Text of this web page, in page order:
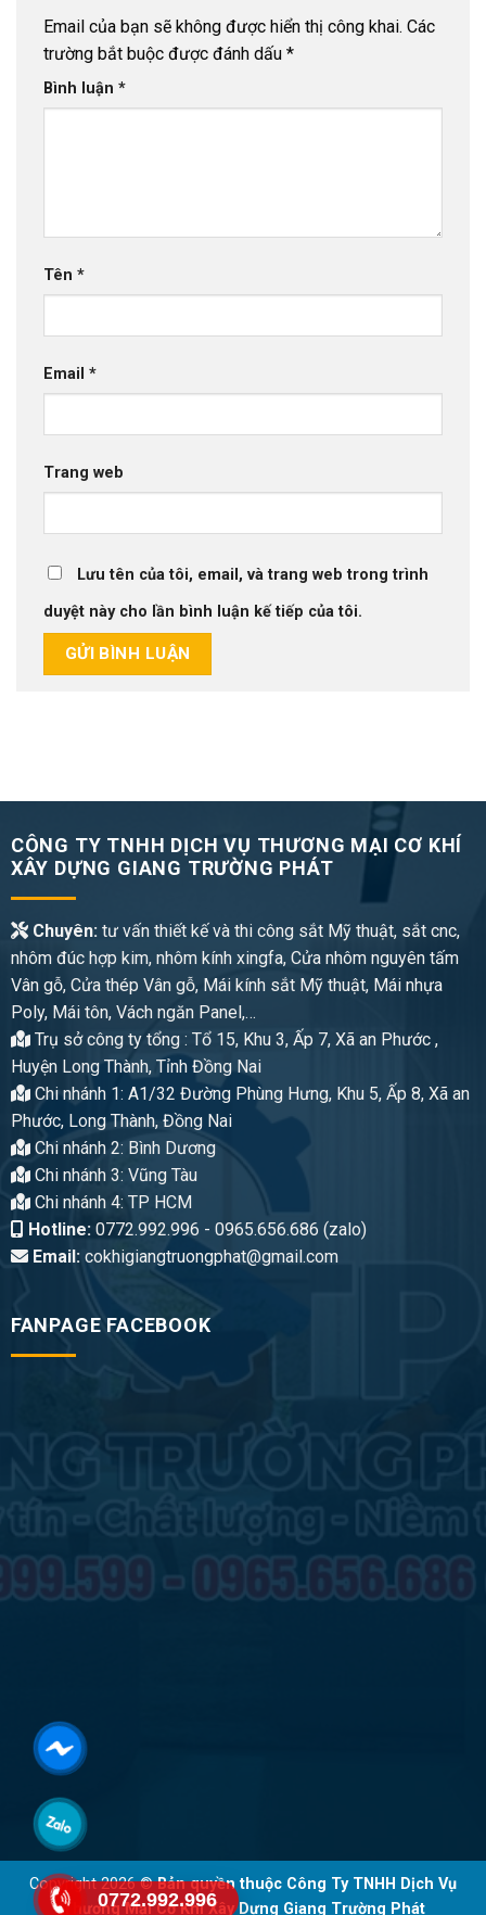
Email của bạn sẽ không được hiển thị công khai. Các
trường bắt buộc được đánh dấu *
Bình luận *
Tên *
Email *
Trang web
Lưu tên của tôi, email, và trang web trong trình
duyệt này cho lần bình luận kế tiếp của tôi.
CÔNG TY TNHH DỊCH VỤ THƯƠNG MẠI CƠ KHÍ
XÂY DỰNG GIANG TRƯỜNG PHÁT
Chuyên:tư vấn thiết kế và thi công sắt Mỹ thuật, sắt cnc,
nhôm đúc hợp kim, nhôm kính xingfa, Cửa nhôm nguyên tấm
Vân gỗ, Cửa thép Vân gỗ, Mái kính sắt Mỹ thuật, Mái nhựa
Poly, Mái tôn, Vách ngăn Panel,…
Trụ sở công ty tổng : Tổ 15, Khu 3, Ấp 7, Xã an Phước ,
Huyện Long Thành, Tỉnh Đồng Nai
Chi nhánh 1: A1/32 Đường Phùng Hưng, Khu 5, Ấp 8, Xã an
Phước, Long Thành, Đồng Nai
Chi nhánh 2: Bình Dương
Chi nhánh 3: Vũng Tàu
Chi nhánh 4: TP HCM
Hotline:0772.992.996 - 0965.656.686 (zalo)
Email:cokhigiangtruongphat@gmail.com
FANPAGE FACEBOOK
Copyright 2026 ©Bản quyền thuộc Công Ty TNHH Dịch Vụ
Thương Mại Cơ Khí Xây Dựng Giang Trường Phát
0772.992.996